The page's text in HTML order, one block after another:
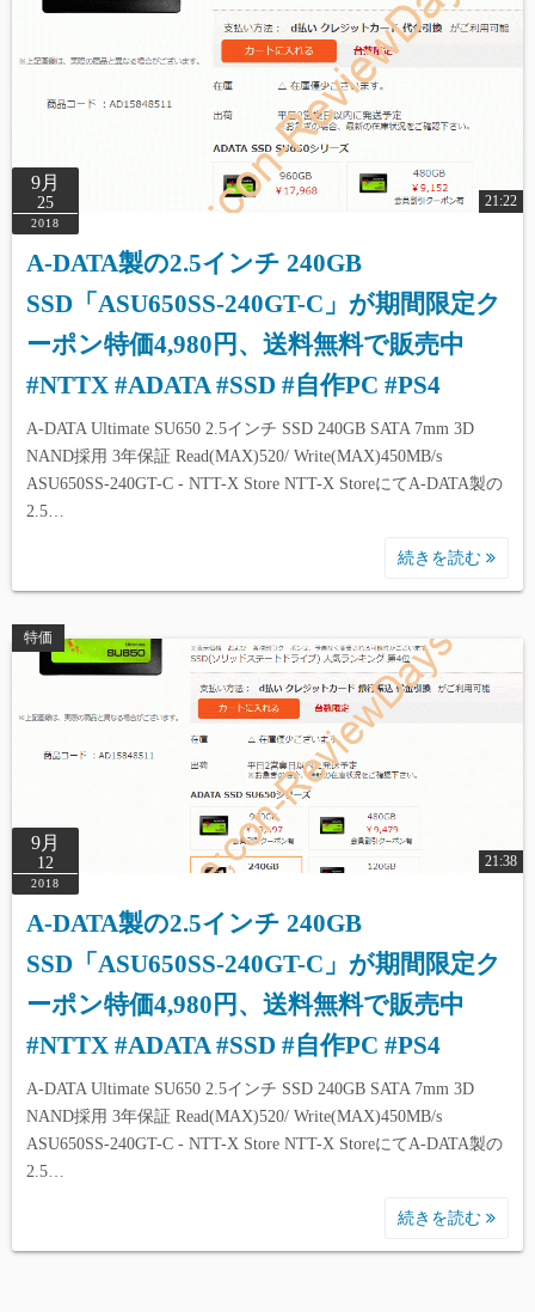
9月
25
2018
21:22
A-DATA製の2.5インチ 240GB
SSD「ASU650SS-240GT-C」が期間限定ク
ーポン特価4,980円、送料無料で販売中
#NTTX #ADATA #SSD #自作PC #PS4
A-DATA Ultimate SU650 2.5インチ SSD 240GB SATA 7mm 3D
NAND採用 3年保証 Read(MAX)520/ Write(MAX)450MB/s
ASU650SS-240GT-C - NTT-X Store NTT-X StoreにてA-DATA製の
2.5…
続きを読む
特価
9月
12
2018
21:38
A-DATA製の2.5インチ 240GB
SSD「ASU650SS-240GT-C」が期間限定ク
ーポン特価4,980円、送料無料で販売中
#NTTX #ADATA #SSD #自作PC #PS4
A-DATA Ultimate SU650 2.5インチ SSD 240GB SATA 7mm 3D
NAND採用 3年保証 Read(MAX)520/ Write(MAX)450MB/s
ASU650SS-240GT-C - NTT-X Store NTT-X StoreにてA-DATA製の
2.5…
続きを読む